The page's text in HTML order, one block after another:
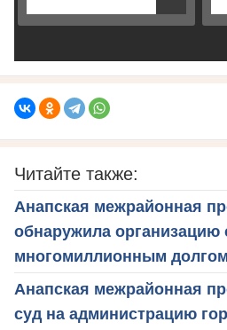
Читайте также:
Анапская межрайонная
обнаружила организацию
многомиллионным долгом
Анапская межрайонная
суд на администрацию